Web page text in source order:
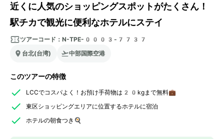
近くに人気のショッピングスポットがたくさん！
駅チカで観光に便利なホテルにステイ
ツアーコード： N-TPE-0003-7737
台北(台湾)
中部国際空港
このツアーの特徴
LCCでコスパよく！お預け手荷物は20kgまで無料💼
東区ショッピングエリアに位置するホテルに宿泊
ホテルの朝食つき🍳